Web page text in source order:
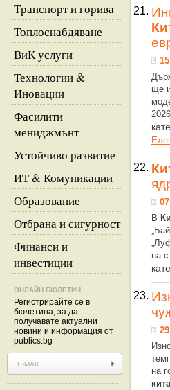
Tранспорт и горива
Топлоснабдяване
ВиК услуги
Технологии &
Иновации
Фасилити
мениджмънт
Устойчиво развитие
ИТ & Комуникации
Образование
Отбрана и сигурност
Финанси и
инвестиции
ОНЛАЙН БЮЛЕТИН
Регистрирайте се в
бюлетина, за да
получавате актуални
новини и информация от
publics.bg
21.
ще
22.
В
на
23.
на